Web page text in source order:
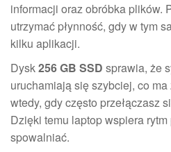
informacji oraz obróbka plików.
utrzymać płynność, gdy w tym
kilku aplikacji.
Dysk256 GB SSD sprawia, że
uruchamiają się szybciej, co
wtedy, gdy często przełączasz
Dzięki temu laptop wspiera rytm
spowalniać.